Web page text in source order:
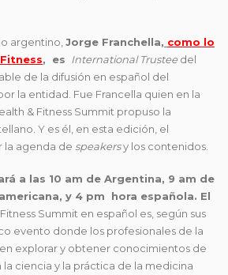
argentino, Jorge Franchella, como lo
, es International Trusteedel
de la difusión en español del
la entidad. Fue Francella quien en la
& Fitness Summit propuso la
Y es él, en esta edición, el
la agenda de speakersy los contenidos.
a las 10 am de Argentina, 9 am de
y 4 pm hora española. El
Summit en español es, según sus
evento donde los profesionales de la
explorar y obtener conocimientos de
ciencia y la práctica de la medicina